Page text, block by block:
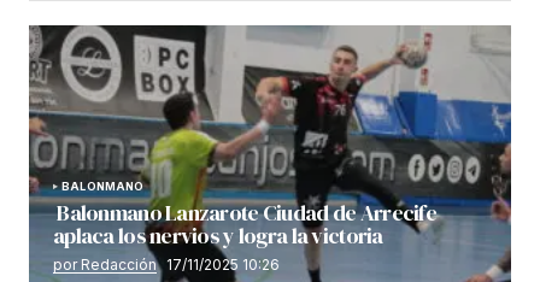
BALONMANO
Balonmano Lanzarote Ciudad de Arrecife
aplaca los nervios y logra la victoria
por Redacción 17/11/2025 10:26